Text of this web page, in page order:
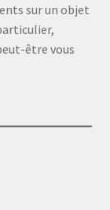
sur un objet
être vous